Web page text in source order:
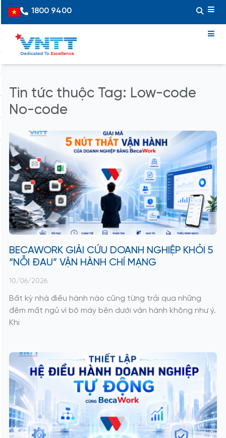
content
Vietnamese
1800 9400
Tin tức thuộc Tag: Low-code
No-code
BECAWORK GIẢI CỨU DOANH NGHIỆP KHỎI 5
“NỖI ĐAU” VẬN HÀNH CHÍ MẠNG
10/06/2026
Bất kỳ nhà điều hành nào cũng từng trải qua những
đêm mất ngủ vì bộ máy bên dưới vận hành không như ý.
Khi